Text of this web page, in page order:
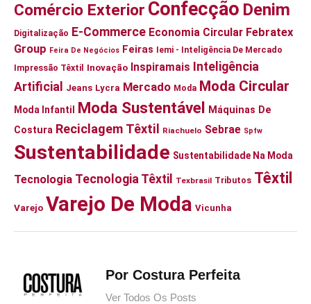
Comércio Exterior Confecção Denim
Digitalização E-Commerce Economia Circular Febratex
Group Feira De Negócios Feiras Iemi - Inteligência De Mercado
Impressão Têxtil Inovação Inspiramais Inteligência
Artificial
Jeans Lycra Mercado Moda Moda Circular
Moda Infantil Moda Sustentável Máquinas De
Costura Reciclagem Têxtil Riachuelo Sebrae Spfw
Sustentabilidade Sustentabilidade Na Moda
Tecnologia Tecnologia Têxtil Texbrasil Tributos Têxtil
Varejo Varejo De Moda Vicunha
Por Costura Perfeita
Ver Todos Os Posts